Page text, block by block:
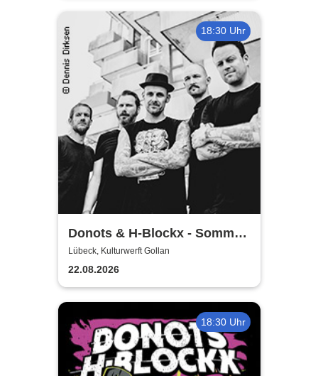
18:30 Uhr
Donots & H-Blockx - Sommer
Shows 2026
Lübeck, Kulturwerft Gollan
22.08.2026
18:30 Uhr